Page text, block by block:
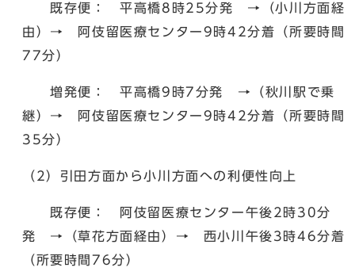
既存便： 平高橋8時25分発 →（小川方面経
由）→ 阿伎留医療センター9時42分着（所要時間
77分）
増発便： 平高橋9時7分発 →（秋川駅で乗
継）→ 阿伎留医療センター9時42分着（所要時間
35分）
（2）引田方面から小川方面への利便性向上
既存便： 阿伎留医療センター午後2時30分
発 →（草花方面経由）→ 西小川午後3時46分着
（所要時間76分）